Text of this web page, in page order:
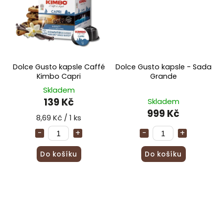
Dolce Gusto kapsle Caffé
Kimbo Capri
Skladem
139 Kč
8,69 Kč / 1 ks
Do košíku
Dolce Gusto kapsle - Sada
Grande
Skladem
999 Kč
Do košíku